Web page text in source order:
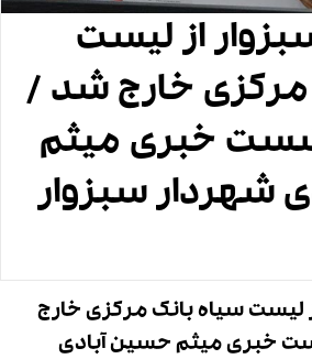
از لیست
مرکزی خارج شد /
خبری میثم
شهردار سبزوار
لیست سیاه بانک مرکزی خارج
خبری میثم حسین آبادی